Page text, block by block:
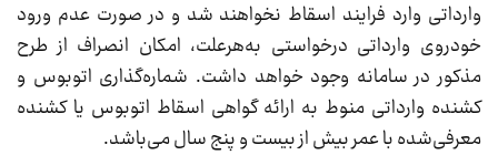
وارداتی وارد فرایند اسقاط نخواهند شد و در صورت عدم ورود
خودروی وارداتی درخواستی به‌هرعلت، امکان انصراف از طرح
مذکور در سامانه وجود خواهد داشت. شماره‌گذاری اتوبوس و
کشنده وارداتی منوط به ارائه گواهی اسقاط اتوبوس یا کشنده
معرفی‌شده با عمر بیش از بیست و پنج سال می‌باشد.